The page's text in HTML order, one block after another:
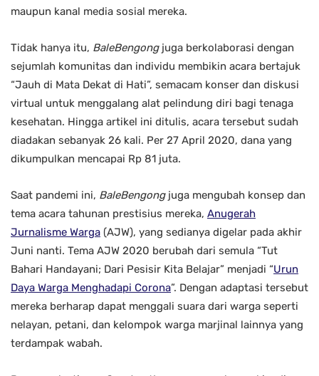
maupun kanal media sosial mereka.
Tidak hanya itu, BaleBengongjuga berkolaborasi dengan
sejumlah komunitas dan individu membikin acara bertajuk
“Jauh di Mata Dekat di Hati”, semacam konser dan diskusi
virtual untuk menggalang alat pelindung diri bagi tenaga
kesehatan. Hingga artikel ini ditulis, acara tersebut sudah
diadakan sebanyak 26 kali. Per 27 April 2020, dana yang
dikumpulkan mencapai Rp 81 juta.
Saat pandemi ini, BaleBengongjuga mengubah konsep dan
tema acara tahunan prestisius mereka, Anugerah
Jurnalisme Warga (AJW), yang sedianya digelar pada akhir
Juni nanti. Tema AJW 2020 berubah dari semula “Tut
Bahari Handayani; Dari Pesisir Kita Belajar” menjadi “Urun
Daya Warga Menghadapi Corona”. Dengan adaptasi tersebut
mereka berharap dapat menggali suara dari warga seperti
nelayan, petani, dan kelompok warga marjinal lainnya yang
terdampak wabah.